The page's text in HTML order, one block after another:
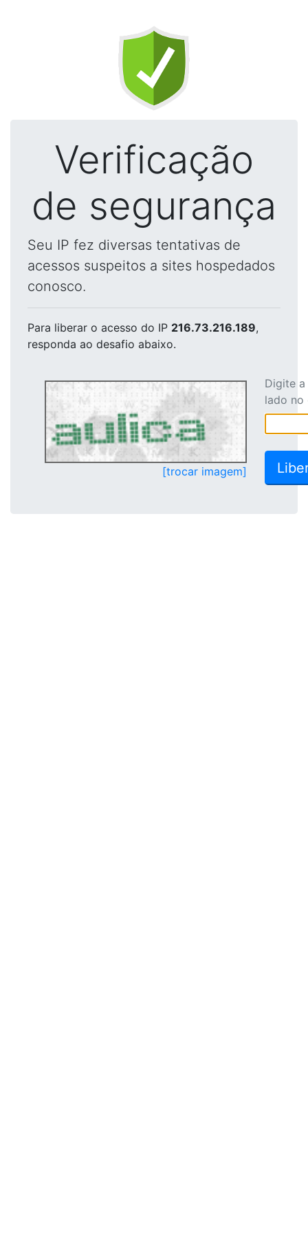
Verificação
de segurança
Seu IP fez diversas tentativas de
acessos suspeitos a sites hospedados
conosco.
Para liberar o acesso do IP 216.73.216.189,
responda ao desafio abaixo.
[trocar imagem]
Digite
lado no